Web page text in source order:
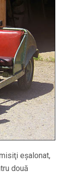
eşalonat,
două